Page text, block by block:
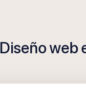
Diseño web